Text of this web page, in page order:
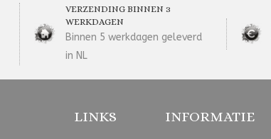
VERZENDING BINNEN 3
WERKDAGEN
Binnen 5 werkdagen geleverd
in NL
LINKS INFORMATIE